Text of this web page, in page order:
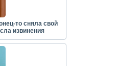
то сняла свой
извинения